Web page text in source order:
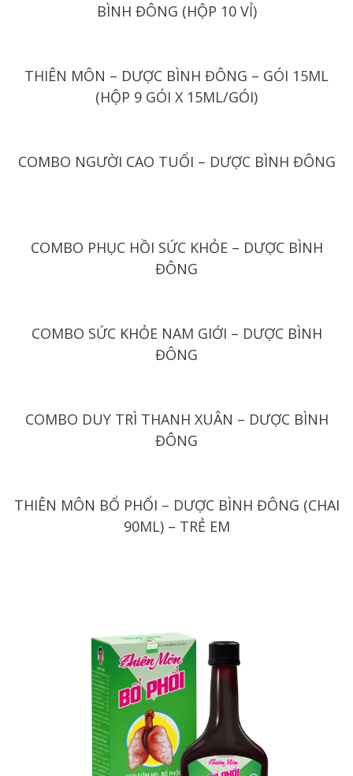
BÌNH ĐÔNG (HỘP 10 VỈ)
THIÊN MÔN – DƯỢC BÌNH ĐÔNG – GÓI 15ML
(HỘP 9 GÓI X 15ML/GÓI)
COMBO NGƯỜI CAO TUỔI – DƯỢC BÌNH ĐÔNG
COMBO PHỤC HỒI SỨC KHỎE – DƯỢC BÌNH
ĐÔNG
COMBO SỨC KHỎE NAM GIỚI – DƯỢC BÌNH
ĐÔNG
COMBO DUY TRÌ THANH XUÂN – DƯỢC BÌNH
ĐÔNG
THIÊN MÔN BỔ PHỔI – DƯỢC BÌNH ĐÔNG (CHAI
90ML) – TRẺ EM